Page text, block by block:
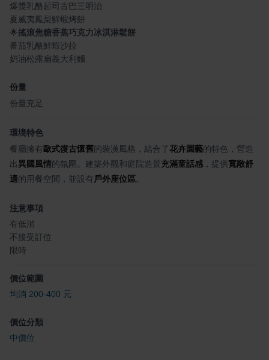
爆漿乳酪起司古巴三明治
夏威夷鳳梨鮮蝦烤餅
🌟搖滾焦糖香蕉巧克力冰淇淋鬆餅
番茄乳酪鮮蝦沙拉
奶油松露扁義大利麵
份量
份量充足
環境特色
餐廳擁有 歐式復古懷舊的裝潢風格，結合了花卉園藝的特色，營造
出異國風情的氛圍。建築外觀和庭院造景 充滿童話感 ，提供寬敞舒
適的用餐空間，並設有 戶外座位區
注意事項
有低消
不接受訂位
限時
價位範圍
均消 200-400 元
價位分類
中價位